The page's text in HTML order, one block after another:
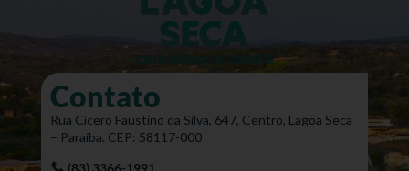
Contato
Rua Cícero Faustino da Silva, 647, Centro, Lagoa Seca
– Paraíba. CEP: 58117-000
(83) 3366-1991